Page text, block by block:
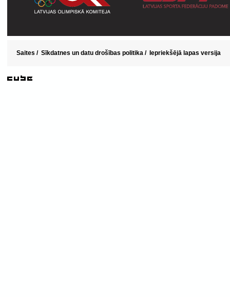
Saites / Sīkdatnes un datu drošības politika / Iepriekšējā lapas versija